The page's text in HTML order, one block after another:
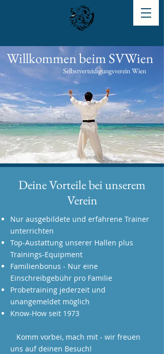
Willkommen beim SVWien
Selbstverteidigungsverein Wien
Deine Vorteile bei unserem
Verein
Nur ausgebildete und erfahrene Trainer
unterrichten
Top-Austattung unserer Hallen plus
Trainings-Equipment
Familienbonus - Nur eine
Einschreibgebühr pro Familie
Probetraining jederzeit und
unangemeldet möglich
Know-How seit 1973
Komm vorbei, mach mit - wir freuen
uns auf deinen Besuch!